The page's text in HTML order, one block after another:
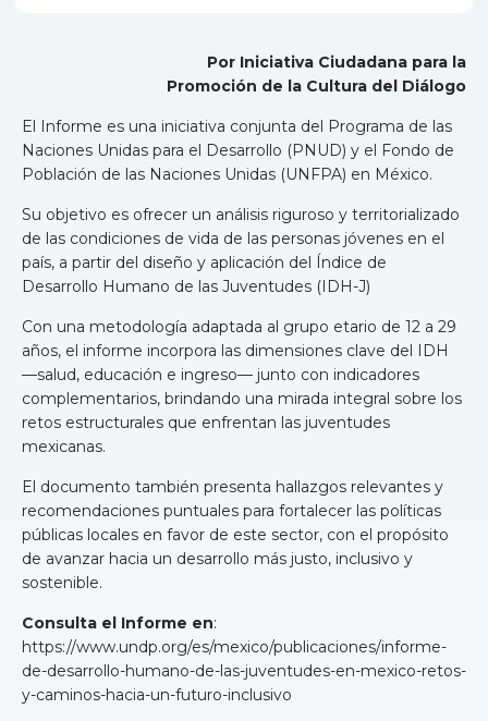
Por Iniciativa Ciudadana para la
Promoción de la Cultura del Diálogo
El Informe es una iniciativa conjunta del Programa de las
Naciones Unidas para el Desarrollo (PNUD) y el Fondo de
Población de las Naciones Unidas (UNFPA) en México.
Su objetivo es ofrecer un análisis riguroso y territorializado
de las condiciones de vida de las personas jóvenes en el
país, a partir del diseño y aplicación del Índice de
Desarrollo Humano de las Juventudes (IDH-J)
Con una metodología adaptada al grupo etario de 12 a 29
años, el informe incorpora las dimensiones clave del IDH
—salud, educación e ingreso— junto con indicadores
complementarios, brindando una mirada integral sobre los
retos estructurales que enfrentan las juventudes
mexicanas.
El documento también presenta hallazgos relevantes y
recomendaciones puntuales para fortalecer las políticas
públicas locales en favor de este sector, con el propósito
de avanzar hacia un desarrollo más justo, inclusivo y
sostenible.
Consulta el Informe en:
https://www.undp.org/es/mexico/publicaciones/informe-
de-desarrollo-humano-de-las-juventudes-en-mexico-retos-
y-caminos-hacia-un-futuro-inclusivo